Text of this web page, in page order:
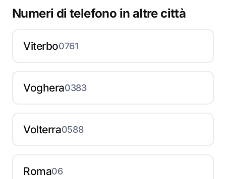
Numeri di telefono in altre città
Viterbo0761
Voghera0383
Volterra0588
Roma06